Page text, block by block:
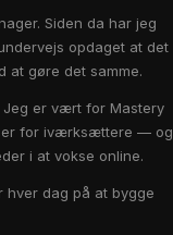
Siden da har jeg
opdaget at det
at gøre det samme.
Jeg er vært for Mastery
for iværksættere — og
i at vokse online.
hver dag på at bygge